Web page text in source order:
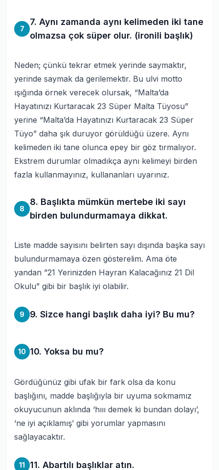
7
7. Aynı zamanda aynı kelimeden iki tane
olmazsa çok süper olur. (ironili başlık)
Neden; çünkü tekrar etmek yerinde saymaktır,
yerinde saymak da gerilemektir. Bu ulvi motto
ışığında örnek verecek olursak, “Malta’da
Hayatınızı Kurtaracak 23 Süper Malta Tüyosu”
yerine “Malta’da Hayatınızı Kurtaracak 23 Süper
Tüyo” daha şık duruyor görüldüğü üzere. Aynı
kelimeden iki tane olunca epey bir göz tırmalıyor.
Ekstrem durumlar olmadıkça aynı kelimeyi birden
fazla kullanmayınız, kullananları uyarınız.
8
8. Başlıkta mümkün mertebe iki sayı
birden bulundurmamaya dikkat.
Liste madde sayısını belirten sayı dışında başka sayı
bulundurmamaya özen gösterelim. Ama öte
yandan ”21 Yerinizden Hayran Kalacağınız 21 Dil
Okulu” gibi bir başlık iyi olabilir.
9 9. Sizce hangi başlık daha iyi? Bu mu?
10 10. Yoksa bu mu?
Gördüğünüz gibi ufak bir fark olsa da konu
başlığını, madde başlığıyla bir uyuma sokmamız
okuyucunun aklında ‘hııı demek ki bundan dolayı’,
‘ne iyi açıklamış’ gibi yorumlar yapmasını
sağlayacaktır.
11 11. Abartılı başlıklar atın.